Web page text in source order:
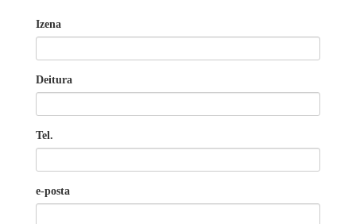
Izena
Deitura
Tel.
e-posta